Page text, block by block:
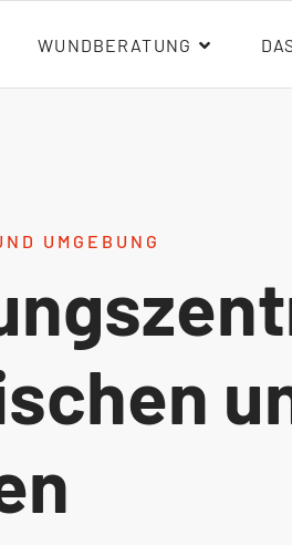
WUNDBERATUNG
UMGEBUNG